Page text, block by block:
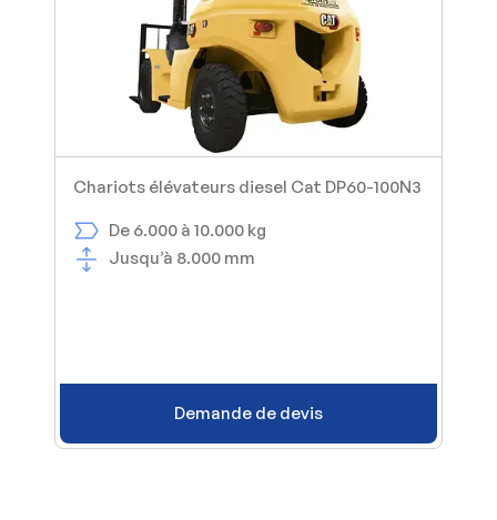
Chariots élévateurs diesel Cat DP60-100N3
De 6.000 à 10.000 kg
Jusqu’à 8.000 mm
Demande de devis